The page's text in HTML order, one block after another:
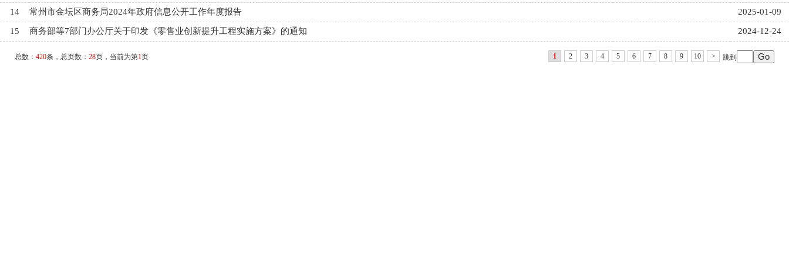
14 常州市金坛区商务局2024年政府信息公开工作年度报告 2025-01-09
15 商务部等7部门办公厅关于印发《零售业创新提升工程实施方案》的通知 2024-12-24
总数： 420条，总页数： 28页，当前为第1页 1 2 3 4 5 6 7 8 9 10 > 跳到